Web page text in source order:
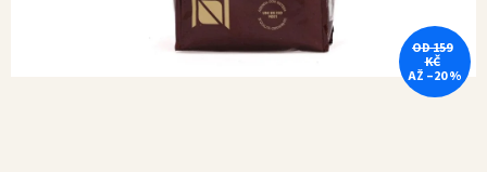
OD 159
KČ
AŽ –20 %